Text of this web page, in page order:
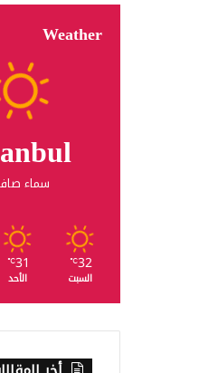
Weather
سماء
32
℃
السبت
31
℃
الأحد